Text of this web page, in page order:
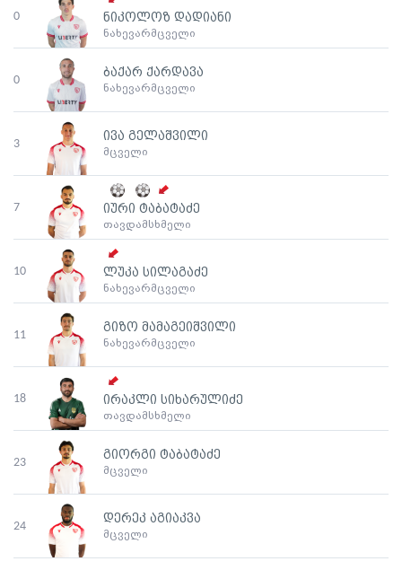
0 ნიკოლოზ დადიანი
ნახევარმცველი
0
ბაქარ ქარდავა
ნახევარმცველი
3
ივა გელაშვილი
მცველი
7 იური ტაბატაძე
თავდამსხმელი
10 ლუკა სილაგაძე
ნახევარმცველი
11
გიზო მამაგეიშვილი
ნახევარმცველი
18 ირაკლი სიხარულიძე
თავდამსხმელი
23
გიორგი ტაბატაძე
მცველი
24
დერეკ აგიაკვა
მცველი